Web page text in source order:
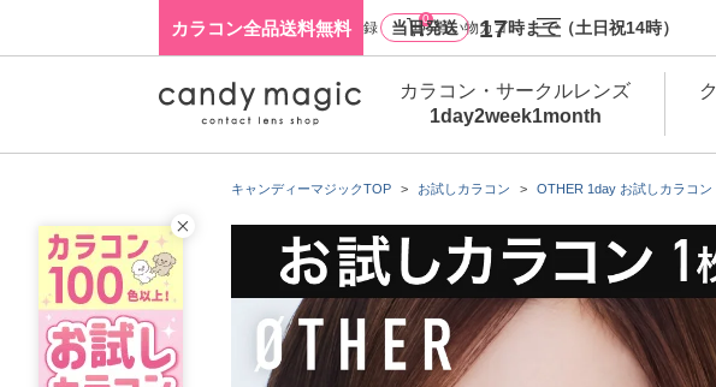
カラコン全品送料無料 当日発送 17時まで（土日祝14時）
キャンディーマジックTOP お試しカラコン OTHER 1day お試しカラコン
ログイン・新規会員登録
0
買い物カゴ
カラコン・サークルレンズ
1day2week1month
新商品